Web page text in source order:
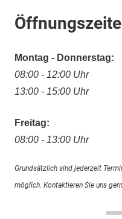
Montag - Donnerstag:
08:00 - 12:00 Uhr
13:00 - 15:00 Uhr
Freitag:
08:00 - 13:00 Uhr
Grundsätzlich sind jederzeit
möglich. Kontaktieren Sie uns